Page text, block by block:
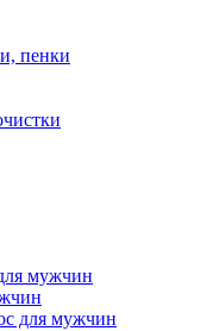
пенки
мужчин
для мужчин